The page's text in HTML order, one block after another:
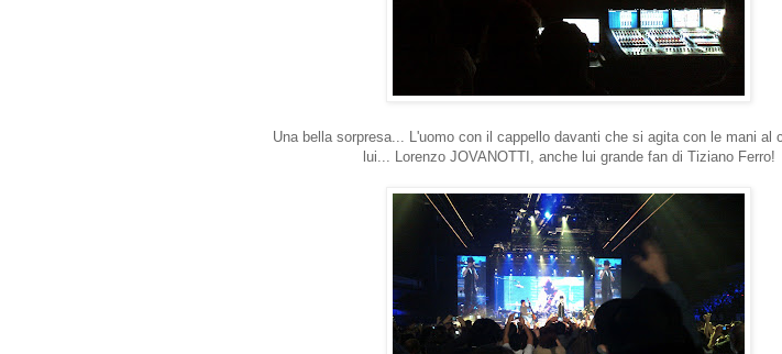
Una bella sorpresa... L'uomo con il cappello davanti che si agita con le mani al
lui... Lorenzo JOVANOTTI, anche lui grande fan di Tiziano Ferro!